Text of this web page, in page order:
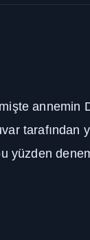
tarafından
yüzden